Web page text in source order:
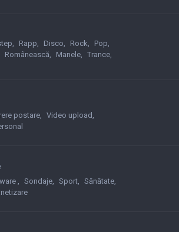
Rapp Disco Rock
Pop
Românească Manele
Trance
postare
Video upload
Sondaje Sport
Sănătate